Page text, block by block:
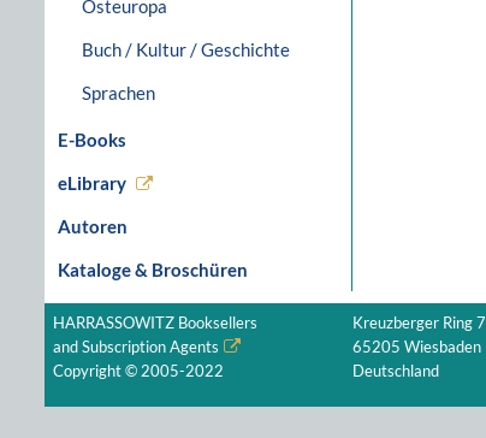
Osteuropa
Buch / Kultur / Geschichte
Sprachen
E-Books
eLibrary
Autoren
Kataloge & Broschüren
HARRASSOWITZ Booksellers
and Subscription Agents
Copyright © 2005-2022
Kreuzberger Ring
65205 Wiesbaden
Deutschland